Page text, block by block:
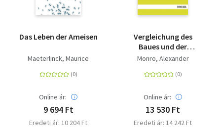
Das Leben der Ameisen
Maeterlinck, Maurice
Online ár:
9 694 Ft
Eredeti ár: 10 204 Ft
Vergleichung des
Baues und der
Physiologie der Fische
Menschen und der
Monro, Alexander
Online ár:
13 530 Ft
Eredeti ár: 14 242 Ft